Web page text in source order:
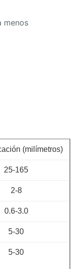
menos
(milímetros)
25-165
2-8
0.6-3.0
5-30
5-30